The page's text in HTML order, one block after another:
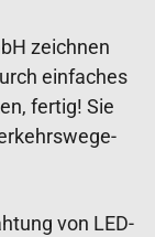
zeichnen
einfaches
fertig! Sie
von LED-